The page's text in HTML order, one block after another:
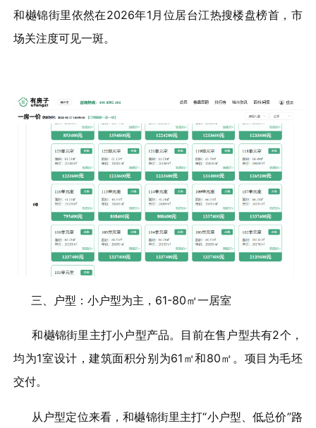
和樾锦街里依然在2026年1月位居台江热搜楼盘榜首，市
场关注度可见一斑。
三、户型：小户型为主，61-80㎡一居室
和樾锦街里主打小户型产品。目前在售户型共有2个，
均为1室设计，建筑面积分别为61㎡和80㎡。项目为毛坯
交付。
从户型定位来看，和樾锦街里主打“小户型、低总价”路